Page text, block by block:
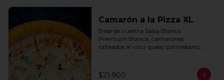
Camarón a la Pizza XL
Base de nuestra Salsa Blanca
Premium Blanca, camarones
salteados al vino, queso parmesano,
$21.900